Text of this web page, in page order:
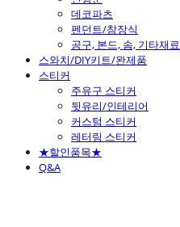
데코파츠
펜던트/참장식
공구, 본드, 솜, 기타재료
스와치/DIY키트/완제품
스티커
주유구 스티커
뒷유리/인테리어
커스텀 스티커
레터링 스티커
★할인품목★
Q&A